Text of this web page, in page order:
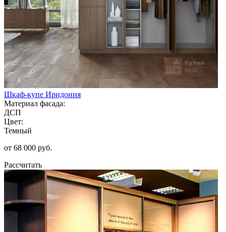
Шкаф-купе Иридония
Материал фасада:
ДСП
Цвет:
Темный
от 68 000 руб.
Рассчитать